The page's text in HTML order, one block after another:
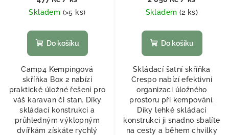
Skladem (>5 ks)
Do košíku
Camp4 Kempingová
skříňka Box 2 nabízí
praktické úložné řešení pro
váš karavan či stan. Díky
skládací konstrukci a
průhledným výklopným
dvířkám získáte rychlý
Skladem (2 ks)
Do košíku
Skládací šatní skříňka
Crespo nabízí efektivní
organizaci úložného
prostoru při kempování.
Díky lehké skládací
konstrukci ji snadno sbalíte
na cesty a během chvilky